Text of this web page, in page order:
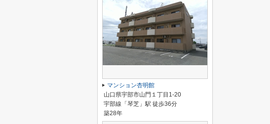
マンション杏明館
山口県宇部市山門１丁目1-20
宇部線「琴芝」駅 徒歩36分
築28年